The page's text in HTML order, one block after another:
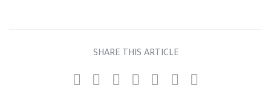
SHARE THIS ARTICLE